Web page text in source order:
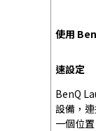
使用
速設定
BenQ
設備，
一個位